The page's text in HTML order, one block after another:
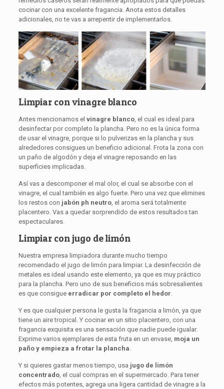
cocinar con una excelente fragancia. Anota estos detalles
adicionales, no te vas a arrepentir de implementarlos.
Limpiar con vinagre blanco
Antes mencionamos el vinagre blanco, el cual es ideal para
desinfectar por completo la plancha. Pero no es la única forma
de usar el vinagre, porque si lo pulverizas en la plancha y sus
alrededores consigues un beneficio adicional. Frota la zona con
un paño de algodón y deja el vinagre reposando en las
superficies implicadas.
Así vas a descomponer el mal olor, el cual se absorbe con el
vinagre, el cual también es algo fuerte. Pero una vez que elimines
los restos con jabón ph neutro, el aroma será totalmente
placentero. Vas a quedar sorprendido de estos resultados tan
espectaculares.
Limpiar con jugo de limón
Nuestra empresa limpiadora durante mucho tiempo
recomendado el jugo de limón para limpiar. La desinfección de
metales es ideal usando este elemento, ya que es muy práctico
para la plancha. Pero uno de sus beneficios más sobresalientes
es que consigue erradicar por completo el hedor
Y es que cualquier persona le gusta la fragancia a limón, ya que
tiene un aire tropical. Y cocinar en un sitio placentero, con una
fragancia exquisita es una sensación que nadie puede igualar.
Exprime varios ejemplares de esta fruta en un envase, moja un
paño y empieza a frotar la plancha
Y si quieres gastar menos tiempo, usa jugo de limón
concentrado, el cual compras en el supermercado. Para tener
efectos más potentes, agrega una ligera cantidad de vinagre a la